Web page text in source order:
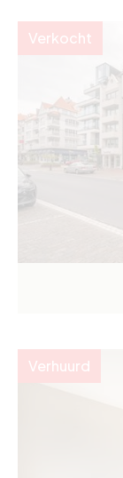
Verkocht
Verhuurd